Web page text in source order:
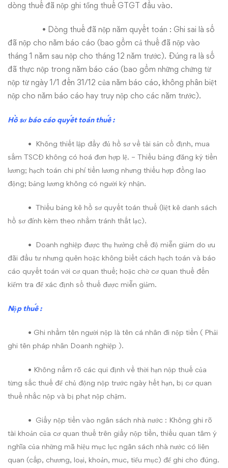
dòng thuế đã nộp ghi tổng thuế GTGT đầu vào.
• Dòng thuế đã nộp năm quyết toán : Ghi sai là số
đã nộp cho năm báo cáo (bao gồm cả thuế đã nộp vào
tháng 1 năm sau nộp cho tháng 12 năm trước). Đúng ra là số
đã thực nộp trong năm báo cáo (bao gồm những chứng từ
nộp từ ngày 1/1 đến 31/12 của năm báo cáo, không phân biệt
nộp cho năm báo cáo hay truy nộp cho các năm trước).
Hồ sơ báo cáo quyết toánthuế:
• Không thiết lập đầy đủ hồ sơ về tài sản cố định, mua
sắm TSCĐ không có hoá đơn hợp lệ. – Thiếu bảng đăng ký tiền
lương; hạch toán chi phí tiền lương nhưng thiếu hợp đồng lao
động; bảng lương không có người ký nhận.
• Thiếu bảng kê hồ sơ quyết toán thuế (liệt kê danh sách
hồ sơ đính kèm theo nhằm tránh thất lạc).
• Doanh nghiệp được thụ hưởng chế độ miễn giảm do ưu
đãi đầu tư nhưng quên hoặc không biết cách hạch toán và báo
cáo quyết toán với cơ quan thuế; hoặc chờ cơ quan thuế đến
kiểm tra để xác định số thuế được miễn giảm.
Nộpthuế:
• Ghi nhầm tên người nộp là tên cá nhân đi nộp tiền ( Phải
ghi tên pháp nhân Doanh nghiệp ).
• Không nắm rõ các qui định về thời hạn nộp thuế của
từng sắc thuế để chủ động nộp trước ngày hết hạn, bị cơ quan
thuế nhắc nộp và bị phạt nộp chậm.
• Giấy nộp tiền vào ngân sách nhà nước : Không ghi rõ
tài khoản của cơ quan thuế trên giấy nộp tiền, thiếu quan tâm ý
nghĩa của những mã hiệu mục lục ngân sách nhà nước có liên
quan (cấp, chương, loại, khoản, muc, tiểu mục) để ghi cho đúng.